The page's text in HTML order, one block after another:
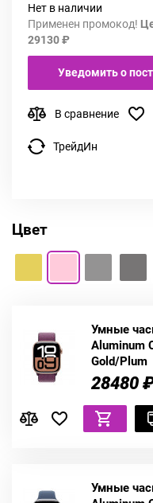
Нет в наличии
Применен промокод!
29130 ₽
Уведомить о
В сравнение
ТрейдИн
Цвет
Умные
Aluminum
Gold/Plum
28480
Умные